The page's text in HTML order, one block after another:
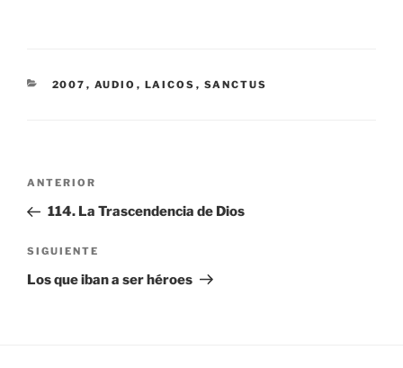
CATEGORÍAS
2007 , AUDIO , LAICOS , SANCTUS
Navegación
entradas
Entrada
anterior:
ANTERIOR
114. La Trascendencia de Dios
Siguiente
entrada
SIGUIENTE
Los que iban a ser héroes